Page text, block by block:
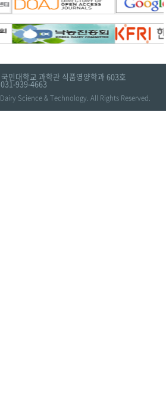
민대학교 과학관 식품영양학과 603호
939-4663
Science & Technology. All Rights Reserved.